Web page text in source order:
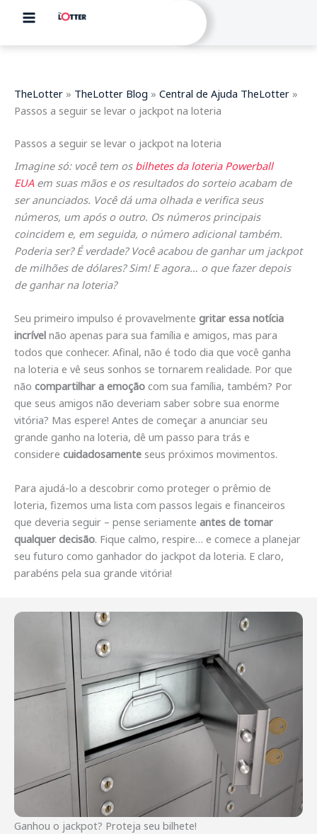
content
TheLotter » TheLotter Blog » Central de Ajuda TheLotter »
Passos a seguir se levar o jackpot na loteria
Passos a seguir se levar o jackpot na loteria
Imagine só: você tem os bilhetes da loteria Powerball
EUA em suas mãos e os resultados do sorteio acabam de
ser anunciados. Você dá uma olhada e verifica seus
números, um após o outro. Os números principais
coincidem e, em seguida, o número adicional também.
Poderia ser? É verdade? Você acabou de ganhar um jackpot
de milhões de dólares? Sim! E agora… o que fazer depois
de ganhar na loteria?
Seu primeiro impulso é provavelmente gritar essa notícia
incrível não apenas para sua família e amigos, mas para
todos que conhecer. Afinal, não é todo dia que você ganha
na loteria e vê seus sonhos se tornarem realidade. Por que
não compartilhar a emoção com sua família, também? Por
que seus amigos não deveriam saber sobre sua enorme
vitória? Mas espere! Antes de começar a anunciar seu
grande ganho na loteria, dê um passo para trás e
considere cuidadosamente seus próximos movimentos.
Para ajudá-lo a descobrir como proteger o prêmio de
loteria, fizemos uma lista com passos legais e financeiros
que deveria seguir – pense seriamente antes de tomar
qualquer decisão. Fique calmo, respire… e comece a planejar
seu futuro como ganhador do jackpot da loteria. E claro,
parabéns pela sua grande vitória!
Ganhou o jackpot? Proteja seu bilhete!